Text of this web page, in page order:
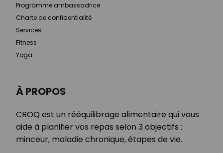
À PROPOS
CROQ est un rééquilibrage alimentaire qui vous
aide à planifier vos repas selon 3 objectifs :
minceur, maladie chronique, étapes de vie.
Programme ambassadrice
Charte de confidentialité
Services
Fitness
Yoga